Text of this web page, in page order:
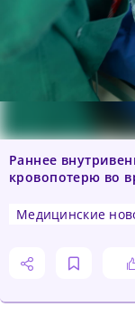
Раннее
кровопотерю во
медицинские